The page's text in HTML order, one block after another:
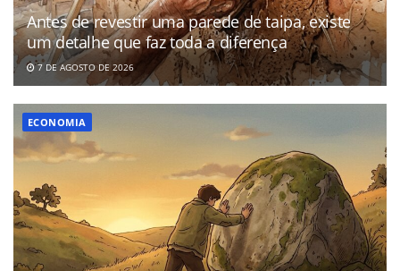
Antes de revestir uma parede de taipa, existe
um detalhe que faz toda a diferença
7 DE AGOSTO DE 2026
ECONOMIA